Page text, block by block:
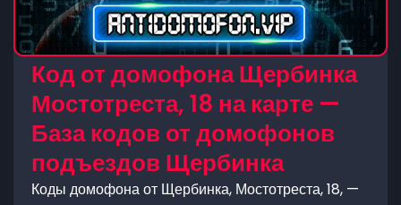
Код от домофона Щербинка
Мостотреста, 18 на карте —
База кодов от домофонов
подъездов Щербинка
Коды домофона от Щербинка, Мостотреста, 18, —